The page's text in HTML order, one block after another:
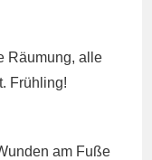
Räumung, alle
Frühling!
am Fuße